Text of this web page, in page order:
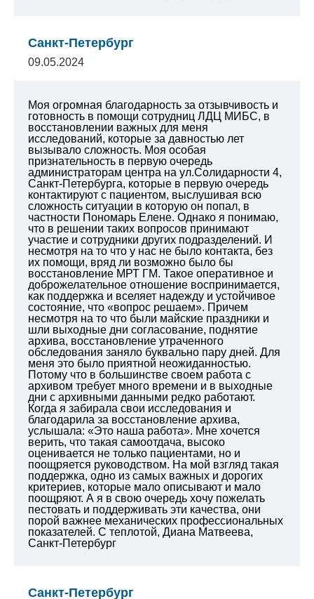
Санкт-Петербург
09.05.2024
Моя огромная благодарность за отзывчивость и
готовность в помощи сотрудниц ЛДЦ МИБС, в
восстановлении важных для меня
исследований, которые за давностью лет
вызывало сложность. Моя особая
признательность в первую очередь
администраторам центра на ул.Солидарности 4,
Санкт-Петербурга, которые в первую очередь
контактируют с пациентом, выслушивая всю
сложность ситуации в которую он попал, в
частности Пономарь Елене. Однако я понимаю,
что в решении таких вопросов принимают
участие и сотрудники других подразделений. И
несмотря на то что у нас не было контакта, без
их помощи, вряд ли возможно было бы
восстановление МРТ ГМ. Такое оперативное и
доброжелательное отношение воспринимается,
как поддержка и вселяет надежду и устойчивое
состояние, что «вопрос решаем». Причем
несмотря на то что были майские праздники и
шли выходные дни согласование, поднятие
архива, восстановление утраченного
обследования заняло буквально пару дней. Для
меня это было приятной неожиданностью.
Потому что в большинстве своем работа с
архивом требует много времени и в выходные
дни с архивными данными редко работают.
Когда я забирала свои исследования и
благодарила за восстановление архива,
услышала: «Это наша работа». Мне хочется
верить, что такая самоотдача, высоко
оценивается не только пациентами, но и
поощряется руководством. На мой взгляд такая
поддержка, одно из самых важных и дорогих
критериев, которые мало описывают и мало
поощряют. А я в свою очередь хочу пожелать
пестовать и поддерживать эти качества, они
порой важнее механических профессиональных
показателей. С теплотой, Диана Матвеева,
Санкт-Петербург
Санкт-Петербург